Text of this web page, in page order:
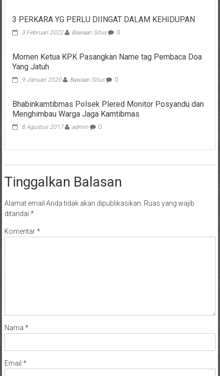
3 PERKARA YG PERLU DIINGAT DALAM KEHIDUPAN
3 Februari 2022 Bawaan Situs 0
Momen Ketua KPK Pasangkan Name tag Pembaca Doa
Yang Jatuh
9 Januari 2020 Bawaan Situs 0
Bhabinkamtibmas Polsek Plered Monitor Posyandu dan
Menghimbau Warga Jaga Kamtibmas
8 Agustus 2017 admin 0
Tinggalkan Balasan
Alamat email Anda tidak akan dipublikasikan. Ruas yang wajib
ditandai *
Komentar*
Nama *
Email *